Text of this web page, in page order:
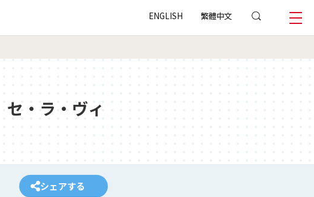
ENGLISH 繁體中文
・ラ・ヴィ
シェアする